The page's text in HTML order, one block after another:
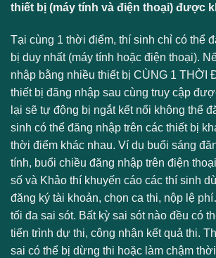
thiết bị (máy tính và điện thoại) được
Tại cùng 1 thời điểm, thí sinh chỉ có thể
bị duy nhất (máy tính hoặc điện thoại).
nhập bằng nhiều thiết bị CÙNG 1 THỜI
thiết bị đăng nhập sau cùng truy cập
lại sẽ tự động bị ngắt kết nối không thể
sinh có thể đăng nhập trên các thiết bị
thời điểm khác nhau. Ví dụ buổi sáng
tính, buổi chiều đăng nhập trên điện
số và Khảo thí khuyến cáo các thí sinh
đăng ký tài khoản, chọn ca thi, nộp lệ
tối đa sai sót. Bất kỳ sai sót nào đều có
tiến trình dự thi, công nhận kết quả thi.
sai có thể bị dừng thi hoặc làm chậm